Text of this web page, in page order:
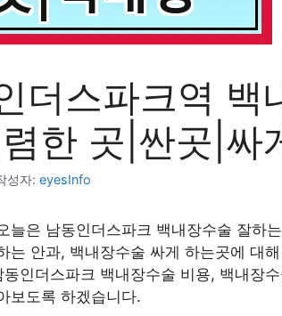
더스파크역
한 곳|싼곳|싸
성자: eyesInfo
늘은 남동인더스파크 백내장수술 잘하
는 안과, 백내장수술 싸게 하는곳에 대
동인더스파크 백내장수술 비용, 백내장
보도록 하겠습니다.